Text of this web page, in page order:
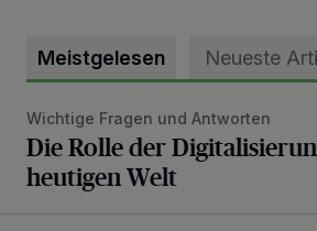
Meistgelesen Neueste
Die Rolle der Digitalisierung in
Wichtige Fragen und Antworten
Die Rolle der
heutigen Welt